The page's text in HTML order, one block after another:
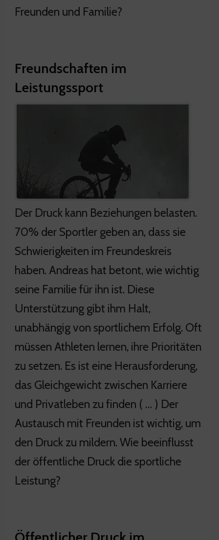
Freunden und Familie?
Freundschaften im
Leistungssport
Der Druck kann Beziehungen belasten.
70% der Sportler geben an, dass sie
Schwierigkeiten im Freundeskreis
haben. Andreas hat betont, wie wichtig
seine Familie für ihn ist. Diese
Unterstützung gibt ihm Halt,
unabhängig von sportlichem Erfolg. Oft
müssen Athleten lernen, ihre Prioritäten
zu setzen. Es ist eine Herausforderung,
das Gleichgewicht zwischen Karriere
und Privatleben zu finden ( … ) Der
Austausch mit Freunden ist wichtig, um
den Druck zu mildern. Wie beeinflusst
der öffentliche Druck die sportliche
Leistung?